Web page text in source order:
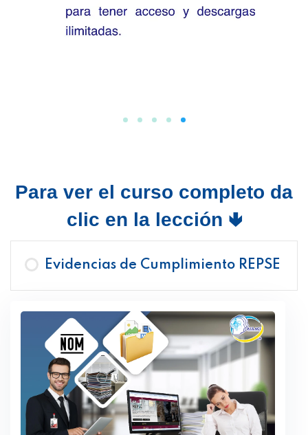
Para ver el curso completo da
clic en la lección 🢃
Evidencias de Cumplimiento REPSE